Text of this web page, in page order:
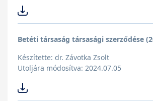
Betéti társaság társasági szerződése
Készítette: dr. Závotka Zsolt
Utoljára módosítva: 2024.07.05